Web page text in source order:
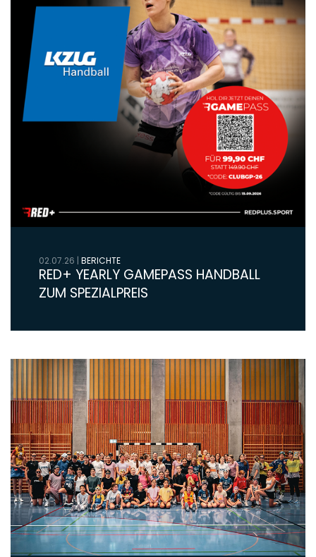
02.07.26 | BERICHTE
RED+ YEARLY GAMEPASS HANDBALL
ZUM SPEZIALPREIS